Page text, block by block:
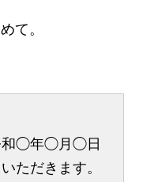
て。
和◯年◯月◯日
ただきます。